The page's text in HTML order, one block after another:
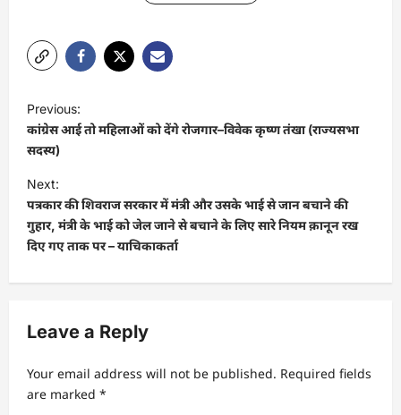
o
s
t
n
a
g
t
i
Previous:
कांग्रेस आई तो महिलाओं को देंगे रोजगार–विवेक कृष्ण तंखा (राज्यसभा
सदस्य)
Next:
पत्रकार की शिवराज सरकार में मंत्री और उसके भाई से जान बचाने की
गुहार, मंत्री के भाई को जेल जाने से बचाने के लिए सारे नियम क़ानून रख
दिए गए ताक पर – याचिकाकर्ता
Leave a Reply
Your email address will not be published. Required fields
are marked *